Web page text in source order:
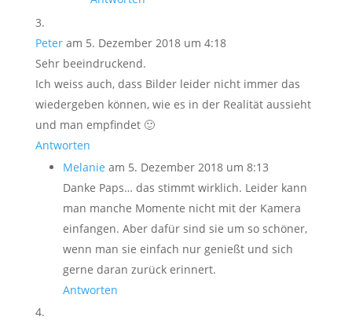
Peter am 5. Dezember 2018 um 4:18
Sehr beeindruckend.
Ich weiss auch, dass Bilder leider nicht immer das
wiedergeben können, wie es in der Realität aussieht
und man empfindet 🙂
Antworten
Melanie am 5. Dezember 2018 um 8:13
Danke Paps… das stimmt wirklich. Leider kann
man manche Momente nicht mit der Kamera
einfangen. Aber dafür sind sie um so schöner,
wenn man sie einfach nur genießt und sich
gerne daran zurück erinnert.
Antworten